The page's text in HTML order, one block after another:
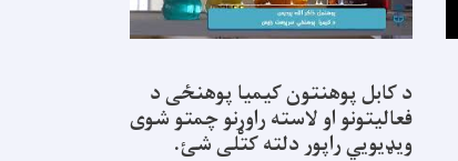
د کابل پوهنتون کیمیا پوهنځی د
فعالیتونو او لاسته راوړنو چمتو شوی
ویډیویي راپور دلته کتلی شئ.